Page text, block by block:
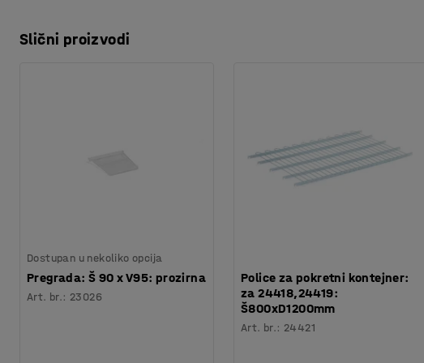
Slični proizvodi
Dostupan u nekoliko opcija
Pregrada: Š 90 x V95: prozirna
Art. br.: 23026
Police za pokretni kontejner:
za 24418,24419:
Š800xD1200mm
Art. br.: 24421